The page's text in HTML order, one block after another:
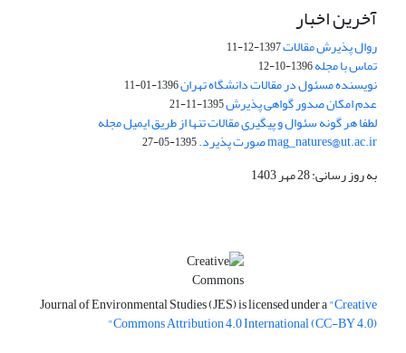
آخرین اخبار
روال پذیرش مقالات1397-12-11
تماس با مجله1396-10-12
نویسنده مسئول در مقالات دانشگاه تهران1396-01-11
عدم امکان صدور گواهی پذیرش1395-11-21
لطفا هر گونه سئوال و پیگیری مقالات تنها از طریق ایمیل مجله
mag_natures@ut.ac.ir صورت پذیرد. 1395-05-27
به روز رسانی: 28 مهر 1403
Journal of Environmental Studies (JES) is licensed under a"Creative
Commons Attribution 4.0 International (CC-BY 4.0)"